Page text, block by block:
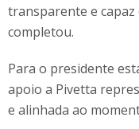
transparente e capaz
completou.
Para o presidente
apoio a Pivetta
e alinhada ao